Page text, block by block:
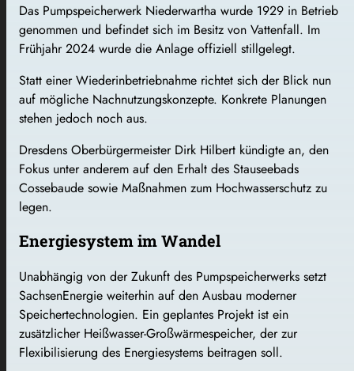
Das Pumpspeicherwerk Niederwartha wurde 1929 in Betrieb
genommen und befindet sich im Besitz von Vattenfall. Im
Frühjahr 2024 wurde die Anlage offiziell stillgelegt.
Statt einer Wiederinbetriebnahme richtet sich der Blick nun
auf mögliche Nachnutzungskonzepte. Konkrete Planungen
stehen jedoch noch aus.
Dresdens Oberbürgermeister Dirk Hilbert kündigte an, den
Fokus unter anderem auf den Erhalt des Stauseebads
Cossebaude sowie Maßnahmen zum Hochwasserschutz zu
legen.
Energiesystem im Wandel
Unabhängig von der Zukunft des Pumpspeicherwerks setzt
SachsenEnergie weiterhin auf den Ausbau moderner
Speichertechnologien. Ein geplantes Projekt ist ein
zusätzlicher Heißwasser-Großwärmespeicher, der zur
Flexibilisierung des Energiesystems beitragen soll.